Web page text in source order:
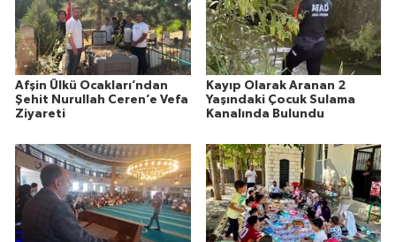
Afşin Ülkü Ocakları’ndan
Şehit Nurullah Ceren’e Vefa
Ziyareti
Kayıp Olarak Aranan 2
Yaşındaki Çocuk Sulama
Kanalında Bulundu